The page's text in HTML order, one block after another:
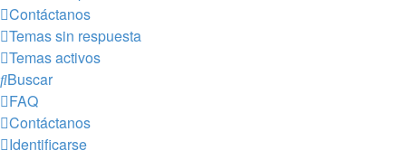
Contáctanos
Temas sin respuesta
Temas activos
Buscar
FAQ
Contáctanos
Identificarse